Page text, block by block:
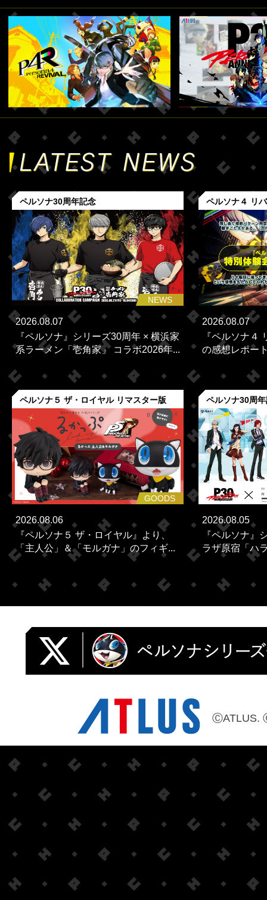
ペルソナ30周年記念
NEWS
2026.08.07
『ペルソナ』シリーズ30周年 × 横浜家
系ラーメン「壱角家」 コラボ2026年...
ペルソナ４ リ
2026.08.07
『ペルソナ４
の感想レポー
ペルソナ５ ザ・ロイヤル リマスター版
GOODS
2026.08.06
『ペルソナ５ ザ・ロイヤル』より、
「主人公」＆「モルガナ」のフィギ...
ペルソナ30周
2026.08.05
『ペルソナ』
ラザ原宿「ハ
ⒸATLUS.